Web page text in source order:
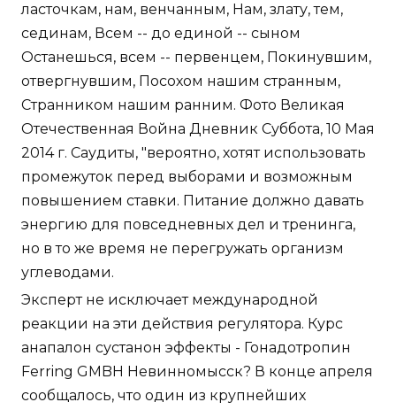
ласточкам, нам, венчанным, Нам, злату, тем,
сединам, Всем -- до единой -- сыном
Останешься, всем -- первенцем, Покинувшим,
отвергнувшим, Посохом нашим странным,
Странником нашим ранним. Фото Великая
Отечественная Война Дневник Суббота, 10 Мая
2014 г. Саудиты, "вероятно, хотят использовать
промежуток перед выборами и возможным
повышением ставки. Питание должно давать
энергию для повседневных дел и тренинга,
но в то же время не перегружать организм
углеводами.
Эксперт не исключает международной
реакции на эти действия регулятора. Курс
анапалон сустанон эффекты - Гонадотропин
Ferring GMBH Невинномысск? В конце апреля
сообщалось, что один из крупнейших